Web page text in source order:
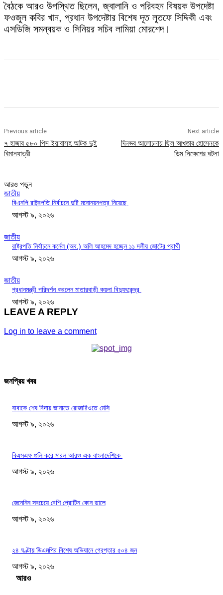
বৈঠকে আরও উপস্থিত ছিলেন, জ্বালানি ও পরিবহন বিষয়ক উপদেষ্টা
ফওজুল কবির খান, প্রধান উপদেষ্টার বিশেষ দূত লুতফে সিদ্দিকী এবং
এসডিজি সমন্বয়ক ও সিনিয়র সচিব লামিয়া মোরশেদ।
Previous article
৭ হাজার ৫৮০ পিস ইয়াবাসহ আটক দুই
বিমানযাত্রী
Next article
দিনভর আলোচনায় ছিল আখতার হোসেনকে
ডিম নিক্ষেপের ঘটনা
আরও পড়ুন
জাতীয়
বিএনপি রাষ্ট্রপতি নির্বাচনে দুটি মনোনয়নপত্র নিয়েছে
আগস্ট ৯, ২০২৬
জাতীয়
রাষ্ট্রপতি নির্বাচনে কর্নেল (অব.) অলি আহমেদ হচ্ছেন ১১ দলীয় জোটের প্রার্থী
আগস্ট ৯, ২০২৬
জাতীয়
প্রধানমন্ত্রী পরিদর্শন করলেন মাতারবাড়ী কয়লা বিদ্যুৎকেন্দ্র
আগস্ট ৯, ২০২৬
LEAVE A REPLY
Log in to leave a comment
জনপ্রিয় খবর
বাবাকে শেষ বিদায় জানাতে রোজারিওতে মেসি
আগস্ট ৯, ২০২৬
বিএসএফ গুলি করে মারল আরও এক বাংলাদেশিকে
আগস্ট ৯, ২০২৬
জেনেনিন সবচেয়ে বেশি প্রোটিন কোন ডালে
আগস্ট ৯, ২০২৬
২৪ ঘণ্টায় ডিএমপির বিশেষ অভিযানে গ্রেপ্তার ৫০৪ জন
আগস্ট ৯, ২০২৬
Load more